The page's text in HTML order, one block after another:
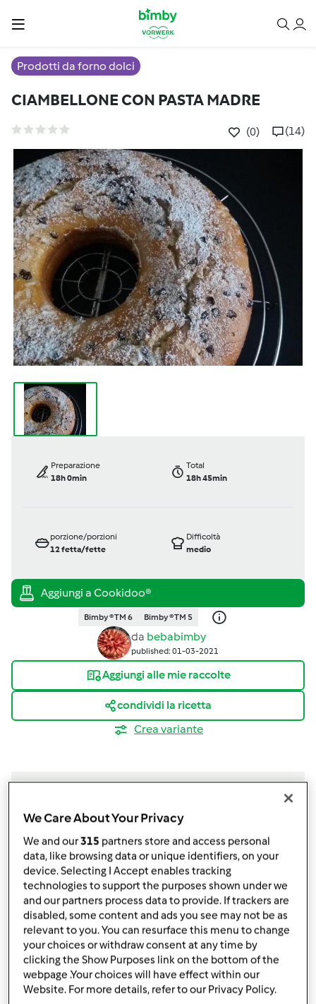
Prodotti da forno dolci
CIAMBELLONE CON PASTA MADRE
(0) (14)
Preparazione
18h 0min
Total
18h 45min
porzione/porzioni
12fetta/fette
Difficoltà
medio
Bimby ® TM 6 Bimby ® TM 5
da bebabimby
published: 01-03-2021
Aggiungi alle mie raccolte
condividi la ricetta
Crea variante
Ingredienti
LIEVITINO
140 gpasta madre
140 grfarina 00
80 gracqua t.a.
IMPASTO
Tutto il lievitino
200 grdi latte intero
200 grdi farina 00
We Care About Your Privacy
We and our315 partners store and access personal
data, like browsing data or unique identifiers, on your
device. Selecting I Accept enables tracking
technologies to support the purposes shown under we
and our partners process data to provide. If trackers are
disabled, some content and ads you see may not be as
relevant to you. You can resurface this menu to change
your choices or withdraw consent at any time by
clicking the Show Purposes link on the bottom of the
webpage .Your choices will have effect within our
Website. For more details, refer to our Privacy Policy.